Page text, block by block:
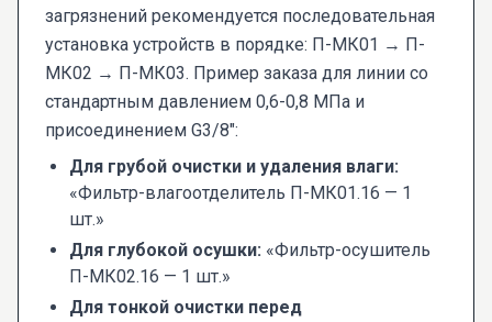
загрязнений рекомендуется последовательная
установка устройств в порядке: П-МК01 → П-
МК02 → П-МК03. Пример заказа для линии со
стандартным давлением 0,6-0,8 МПа и
присоединением G3/8":
Для грубой очистки и удаления влаги:
«Фильтр-влагоотделитель П-МК01.16 — 1
шт.»
Для глубокой осушки: «Фильтр-осушитель
П-МК02.16 — 1 шт.»
Для тонкой очистки перед